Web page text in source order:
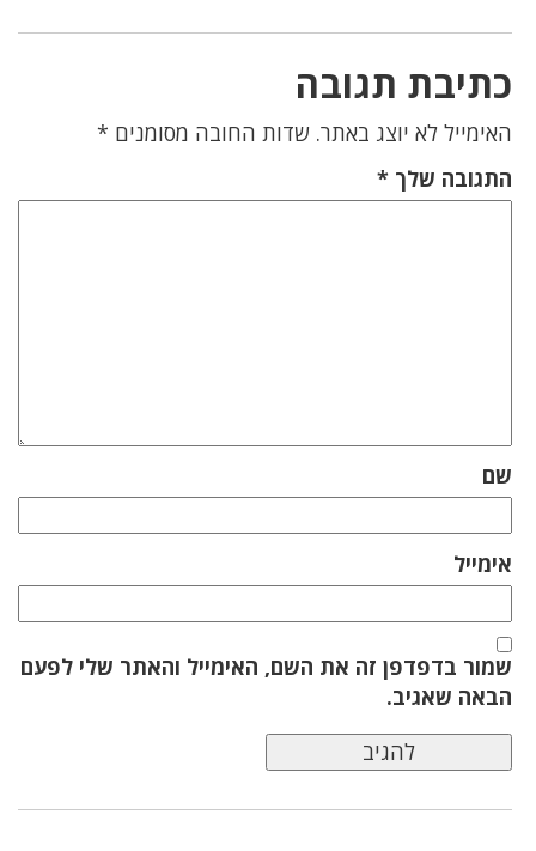
כתיבת תגובה
האימייל לא יוצג באתר. שדות החובה מסומנים *
התגובה שלך *
שם
אימייל
שמור בדפדפן זה את השם, האימייל והאתר שלי לפעם
הבאה שאגיב.